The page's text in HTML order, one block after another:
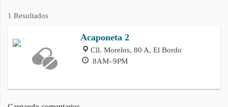
1 Resultados
Acaponeta 2
Cll. Morelos, 80 A, El Bordo
8AM–9PM